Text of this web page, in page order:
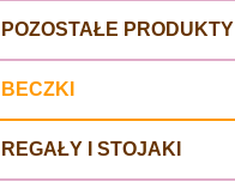
POZOSTAŁE PRODUKTY
BECZKI
REGAŁY I STOJAKI